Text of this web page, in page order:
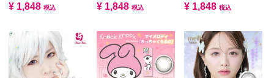
¥ 1,848 税込 ¥ 1,848 税込 ¥ 1,848 税込